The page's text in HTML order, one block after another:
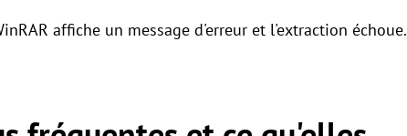
affiche un message d'erreur et l'extraction échoue.